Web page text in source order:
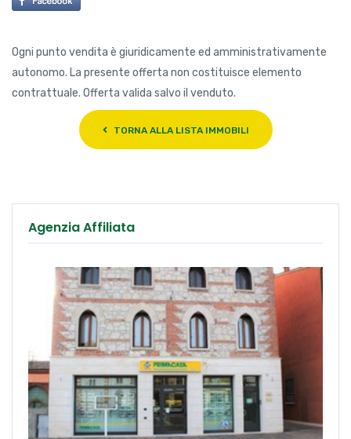
Ogni punto vendita è giuridicamente ed amministrativamente
autonomo. La presente offerta non costituisce elemento
contrattuale. Offerta valida salvo il venduto.
TORNA ALLA LISTA IMMOBILI
Agenzia Affiliata